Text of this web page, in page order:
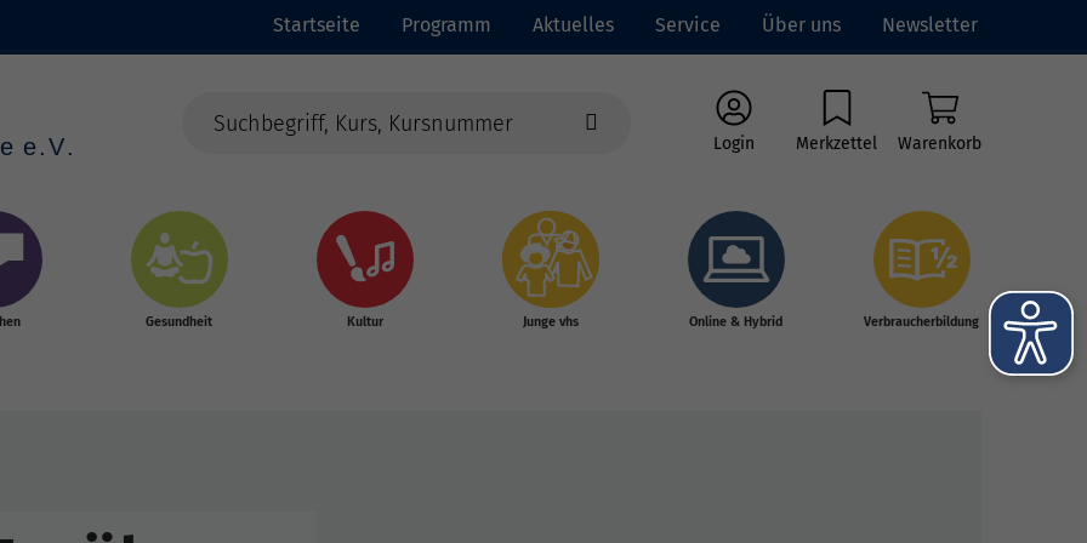
Startseite Programm Aktuelles Service Über uns Newsletter
Login Merkzettel Warenkorb
Gesundheit Kultur Junge vhs Online & Hybrid Verbraucherbildung